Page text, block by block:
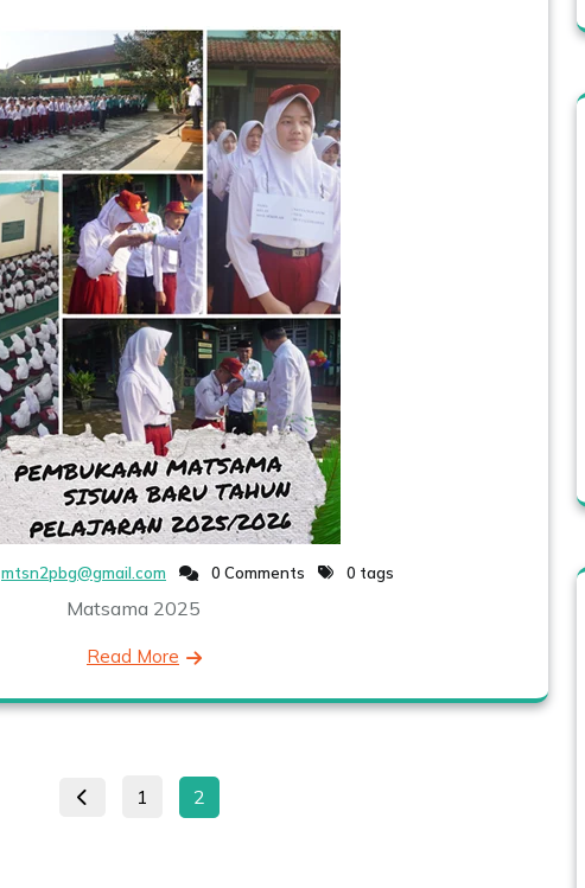
mtsn2pbg@gmail.com 0 Comments 0 tags
Matsama 2025
Read More
Paginasi
pos
Page
1 Page
2